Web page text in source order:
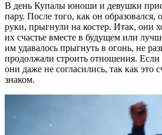
В день Купалы юноши и девушки
пару. После того, как он образовался,
руки, прыгнули на костер. Итак, они
их счастье вместе в будущем или
им удавалось прыгнуть в огонь, не
продолжали строить отношения. Если
они даже не согласились, так как это
знаком.